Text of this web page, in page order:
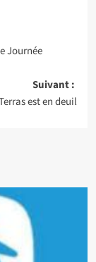
Journée
Suivant :
est en deuil